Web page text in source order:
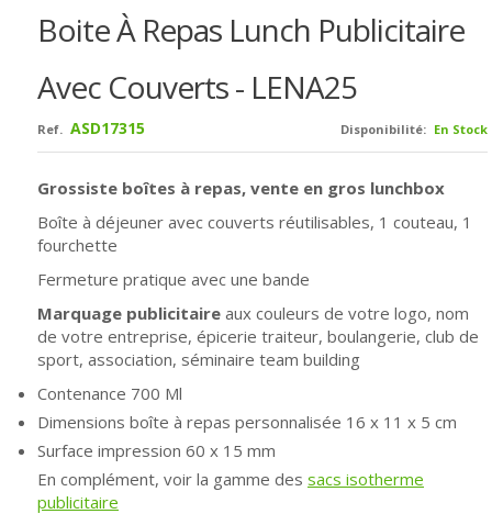
Boite À Repas Lunch Publicitaire
Avec Couverts - LENA25
Disponibilité: En Stock
Ref. ASD17315
Grossiste boîtes à repas, vente en gros lunchbox
Boîte à déjeuner avec couverts réutilisables, 1 couteau, 1
fourchette
Fermeture pratique avec une bande
Marquage publicitaire aux couleurs de votre logo, nom
de votre entreprise, épicerie traiteur, boulangerie, club de
sport, association, séminaire team building
Contenance 700 Ml
Dimensions boîte à repas personnalisée 16 x 11 x 5 cm
Surface impression 60 x 15 mm
En complément, voir la gamme des sacs isotherme
publicitaire